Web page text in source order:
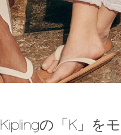
Kiplingの「K」を